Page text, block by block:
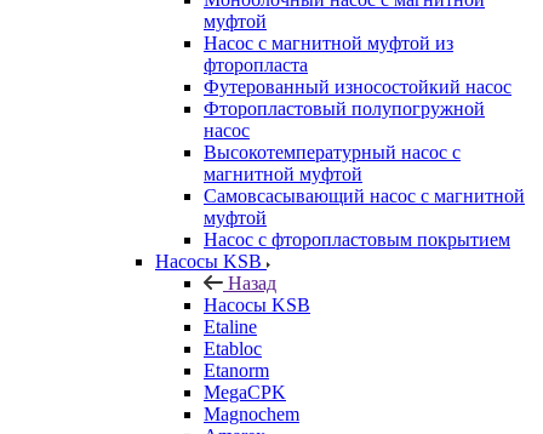
муфтой
Насос с магнитной муфтой из
фторопласта
Футерованный износостойкий насос
Фторопластовый полупогружной
насос
Высокотемпературный насос с
магнитной муфтой
Самовсасывающий насос с магнитной
муфтой
Насос с фторопластовым покрытием
Насосы KSB
Назад
Насосы KSB
Etaline
Etabloc
Etanorm
MegaCPK
Magnochem